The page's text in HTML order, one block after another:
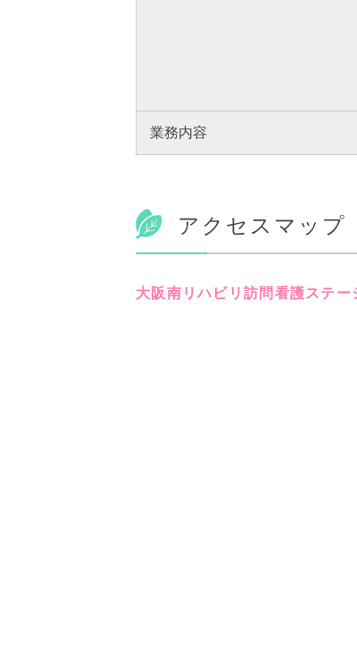
業務内容
アクセスマップ
大阪南リハビリ訪問看護ステー